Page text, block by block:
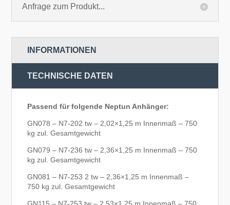
Anfrage zum Produkt...
INFORMATIONEN
TECHNISCHE DATEN
Passend für folgende Neptun Anhänger:
GN078 – N7-202 tw – 2,02×1,25 m Innenmaß – 750
kg zul. Gesamtgewicht
GN079 – N7-236 tw – 2,36×1,25 m Innenmaß – 750
kg zul. Gesamtgewicht
GN081 – N7-253 2 tw – 2,36×1,25 m Innenmaß –
750 kg zul. Gesamtgewicht
GN115 – N7-253 tw – 2,53×1,25 m Innenmaß – 750